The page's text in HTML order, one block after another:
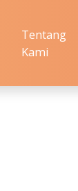
Tentang
Kami